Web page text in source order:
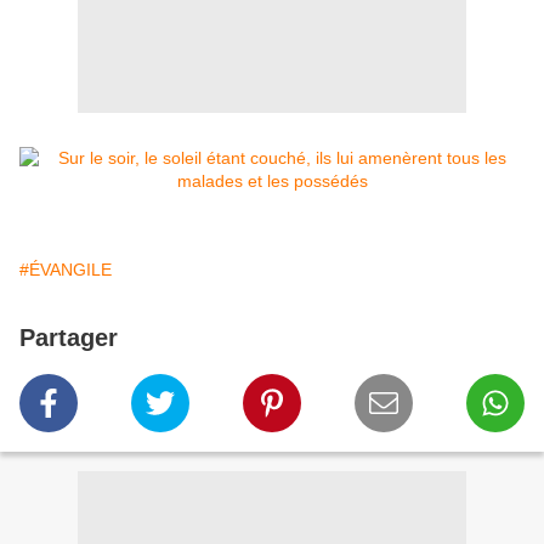
#ÉVANGILE
Partager